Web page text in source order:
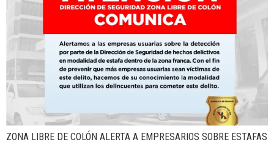
ZONA LIBRE DE COLÓN ALERTA A EMPRESARIOS SOBRE ESTAFAS